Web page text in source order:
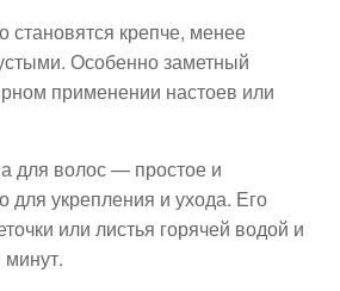
становятся крепче, менее
Особенно заметный
применении настоев или
для волос — простое и
для укрепления и ухода. Его
или листья горячей водой и